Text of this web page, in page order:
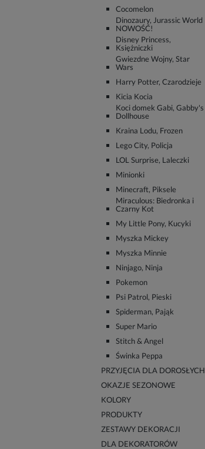
Cocomelon
Dinozaury, Jurassic World
NOWOŚĆ!
Disney Princess,
Księżniczki
Gwiezdne Wojny, Star
Wars
Harry Potter, Czarodzieje
Kicia Kocia
Koci domek Gabi, Gabby's
Dollhouse
Kraina Lodu, Frozen
Lego City, Policja
LOL Surprise, Laleczki
Minionki
Minecraft, Piksele
Miraculous: Biedronka i
Czarny Kot
My Little Pony, Kucyki
Myszka Mickey
Myszka Minnie
Ninjago, Ninja
Pokemon
Psi Patrol, Pieski
Spiderman, Pająk
Super Mario
Stitch & Angel
Świnka Peppa
PRZYJĘCIA DLA DOROSŁYCH
OKAZJE SEZONOWE
KOLORY
PRODUKTY
ZESTAWY DEKORACJI
DLA DEKORATORÓW